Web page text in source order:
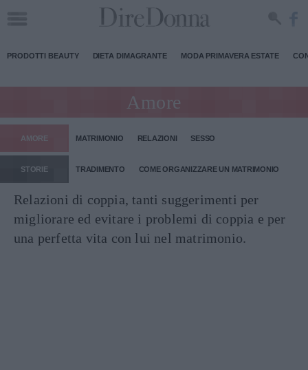
PRODOTTI BEAUTY DIETA DIMAGRANTE MODA PRIMAVERA ESTATE
Amore
AMORE MATRIMONIO RELAZIONI SESSO
STORIE TRADIMENTO COME ORGANIZZARE UN MATRIMONIO
Relazioni di coppia, tanti suggerimenti per
migliorare ed evitare i problemi di coppia e per
una perfetta vita con lui nel matrimonio.